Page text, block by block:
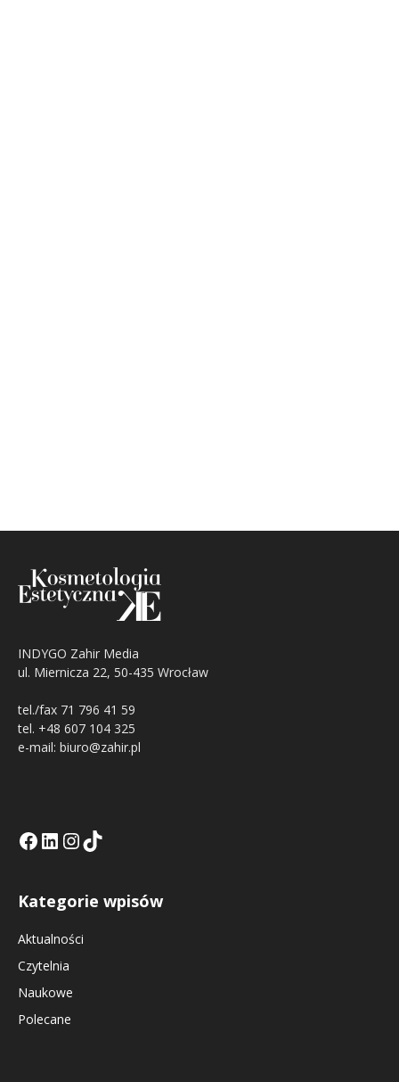
INDYGO Zahir Media
ul. Miernicza 22, 50-435 Wrocław
tel./fax 71 796 41 59
tel. +48 607 104 325
e-mail: biuro@zahir.pl
Facebook
LinkedIn
Tik Tok KEInstagramm KE
Kategorie wpisów
Aktualności
Czytelnia
Naukowe
Polecane